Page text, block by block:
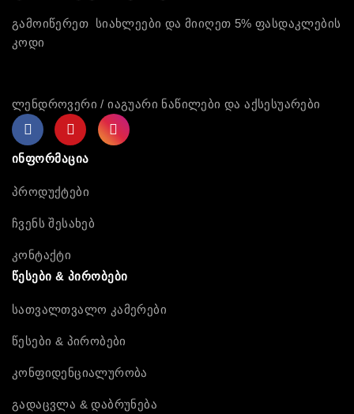
გამოიწერეთ სიახლეები და მიიღეთ 5% ფასდაკლების
კოდი
ლენდროვერი / იაგუარი ნაწილები და აქსესუარები
ინფორმაცია
პროდუქტები
ჩვენს შესახებ
კონტაქტი
წესები & პირობები
სათვალთვალო კამერები
წესები & პირობები
კონფიდენციალურობა
გადაცვლა & დაბრუნება